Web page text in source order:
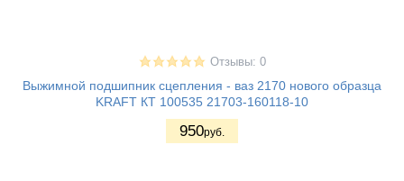
Отзывы: 0
Выжимной подшипник сцепления - ваз 2170 нового образца
KRAFT КТ 100535 21703-160118-10
950руб.